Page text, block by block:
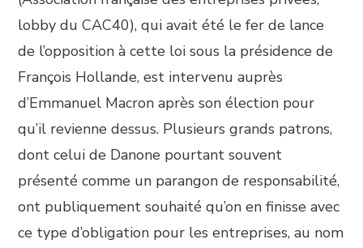
lobby du CAC40), qui avait été le fer de lance
de l’opposition à cette loi sous la présidence de
François Hollande, est intervenu auprès
d’Emmanuel Macron après son élection pour
qu’il revienne dessus. Plusieurs grands patrons,
dont celui de Danone pourtant souvent
présenté comme un parangon de responsabilité,
ont publiquement souhaité qu’on en finisse avec
ce type d’obligation pour les entreprises, au nom